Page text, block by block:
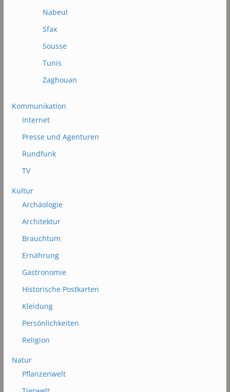
Nabeul
Sfax
Sousse
Tunis
Zaghouan
Kommunikation
Internet
Presse und Agenturen
Rundfunk
TV
Kultur
Archäologie
Architektur
Brauchtum
Ernährung
Gastronomie
Historische Postkarten
Kleidung
Persönlichkeiten
Religion
Natur
Pflanzenwelt